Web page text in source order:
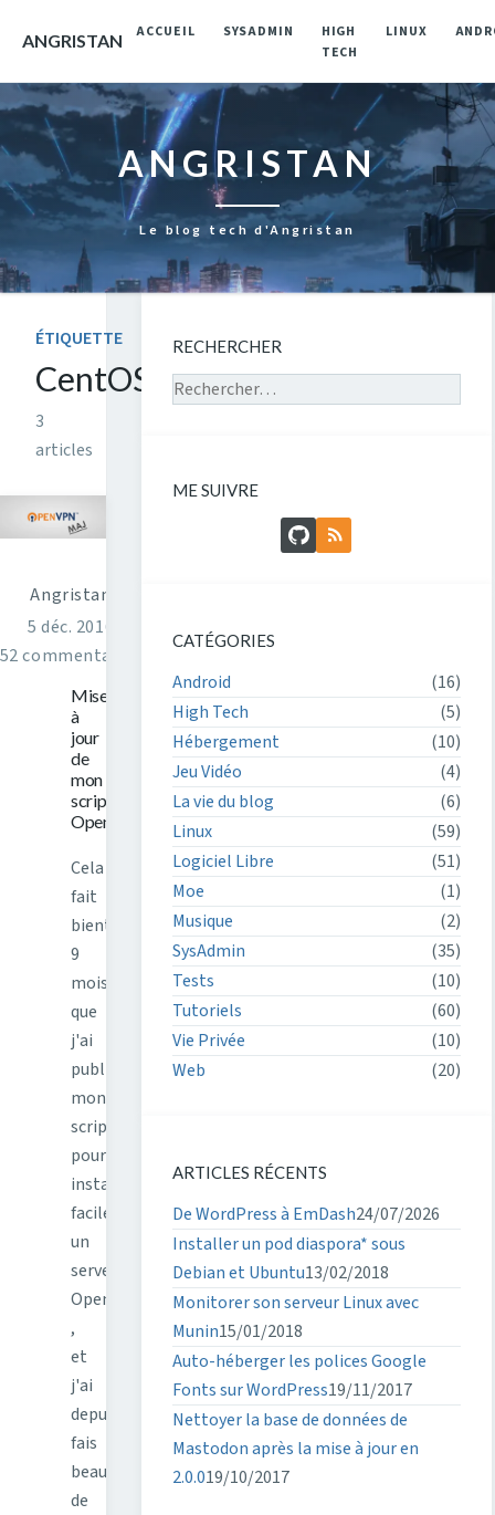
ANGRISTAN ACCUEIL SYSADMIN
HIGH
TECH
LINUX
ANGRISTAN
Le blog tech d'Angristan
ÉTIQUETTE
CentOS
3
articles
Angristan
5 déc. 2016
52 commentaires
Mise
à
jour
de
mon
script
OpenVPN
Cela
fait
bientôt
9
mois
que
j'ai
publié
mon
script
pour
installer
facilement
un
serveur
OpenVPN
,
et
j'ai
depuis
fais
beaucoup
de
RECHERCHER
Rechercher sur le site
ME SUIVRE
GitHubFlux RSS
CATÉGORIES
Android
(16)
High Tech
(5)
Hébergement
(10)
Jeu Vidéo
(4)
La vie du blog
(6)
Linux
(59)
Logiciel Libre
(51)
Moe
(1)
Musique
(2)
SysAdmin
(35)
Tests
(10)
Tutoriels
(60)
Vie Privée
(10)
Web
(20)
ARTICLES RÉCENTS
De WordPress à EmDash24/07/2026
Installer un pod diaspora* sous
Debian et Ubuntu13/02/2018
Monitorer son serveur Linux avec
Munin15/01/2018
Auto-héberger les polices Google
Fonts sur WordPress19/11/2017
Nettoyer la base de données de
Mastodon après la mise à jour en
2.0.019/10/2017